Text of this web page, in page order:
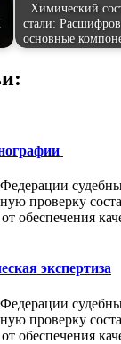
Химический
стали:
основные
проверку
обеспечения
экспертиза
проверку
обеспечения